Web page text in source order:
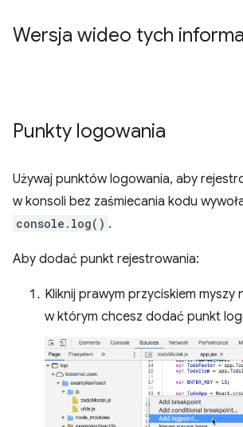
Wersja wideo tych
Punkty logowania
Używaj punktów logowania, aby
w konsoli bez zaśmiecania kodu
console.log() .
Aby dodać punkt rejestrowania:
Kliknij prawym przyciskiem myszy
w którym chcesz dodać punkt